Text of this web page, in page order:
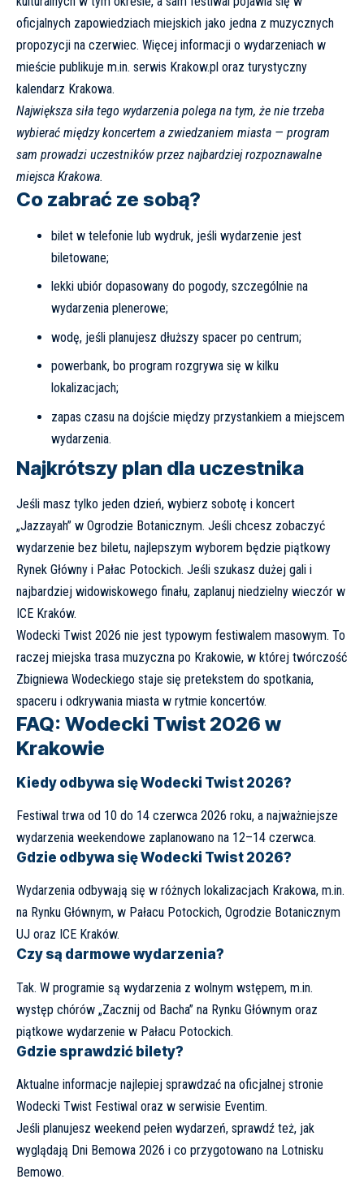
oficjalnych zapowiedziach miejskich jako jedna z muzycznych
propozycji na czerwiec. Więcej informacji o wydarzeniach w
mieście publikuje m.in. serwis Krakow.pl oraz turystyczny
kalendarz Krakowa.
Największa siła tego wydarzenia polega na tym, że nie trzeba
wybierać między koncertem a zwiedzaniem miasta — program
sam prowadzi uczestników przez najbardziej rozpoznawalne
miejsca Krakowa.
Co zabrać ze sobą?
bilet w telefonie lub wydruk, jeśli wydarzenie jest
biletowane;
lekki ubiór dopasowany do pogody, szczególnie na
wydarzenia plenerowe;
wodę, jeśli planujesz dłuższy spacer po centrum;
powerbank, bo program rozgrywa się w kilku
lokalizacjach;
zapas czasu na dojście między przystankiem a miejscem
wydarzenia.
Najkrótszy plan dla uczestnika
Jeśli masz tylko jeden dzień, wybierz sobotę i koncert
„Jazzayah” w Ogrodzie Botanicznym. Jeśli chcesz zobaczyć
wydarzenie bez biletu, najlepszym wyborem będzie piątkowy
Rynek Główny i Pałac Potockich. Jeśli szukasz dużej gali i
najbardziej widowiskowego finału, zaplanuj niedzielny wieczór w
ICE Kraków.
Wodecki Twist 2026 nie jest typowym festiwalem masowym. To
raczej miejska trasa muzyczna po Krakowie, w której twórczość
Zbigniewa Wodeckiego staje się pretekstem do spotkania,
spaceru i odkrywania miasta w rytmie koncertów.
FAQ: Wodecki Twist 2026 w
Krakowie
Kiedy odbywa się Wodecki Twist 2026?
Festiwal trwa od 10 do 14 czerwca 2026 roku, a najważniejsze
wydarzenia weekendowe zaplanowano na 12–14 czerwca.
Gdzie odbywa się Wodecki Twist 2026?
Wydarzenia odbywają się w różnych lokalizacjach Krakowa, m.in.
na Rynku Głównym, w Pałacu Potockich, Ogrodzie Botanicznym
UJ oraz ICE Kraków.
Czy są darmowe wydarzenia?
Tak. W programie są wydarzenia z wolnym wstępem, m.in.
występ chórów „Zacznij od Bacha” na Rynku Głównym oraz
piątkowe wydarzenie w Pałacu Potockich.
Gdzie sprawdzić bilety?
Aktualne informacje najlepiej sprawdzać na oficjalnej stronie
Wodecki Twist Festiwal oraz w serwisie Eventim.
Jeśli planujesz weekend pełen wydarzeń, sprawdź też, jak
wyglądają Dni Bemowa 2026 i co przygotowano na Lotnisku
Bemowo.